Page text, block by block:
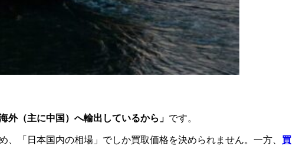
外（主に中国）へ輸出しているから」 です。
「日本国内の相場」でしか買取価格を決められません。一方、 買